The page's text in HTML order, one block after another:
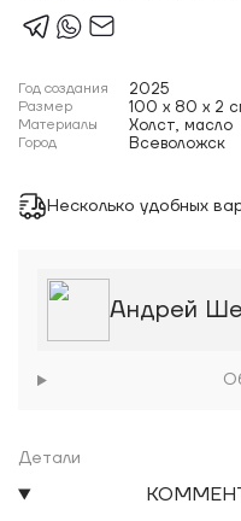
Год создания 2025
Размер 100 x 80 x 2
Материалы Холст, масло
Город Всеволожск
Несколько удобных
Андрей
Детали